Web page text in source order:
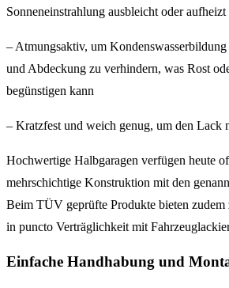
Sonneneinstrahlung ausbleicht oder aufheizt
– Atmungsaktiv, um
und Abdeckung zu verhindern, was Rost
begünstigen kann
– Kratzfest und weich genug, um den Lack
Hochwertige Halbgaragen verfügen heute
mehrschichtige Konstruktion mit den
Beim TÜV geprüfte Produkte bieten zudem
in puncto Verträglichkeit mit
Einfache Handhabung und